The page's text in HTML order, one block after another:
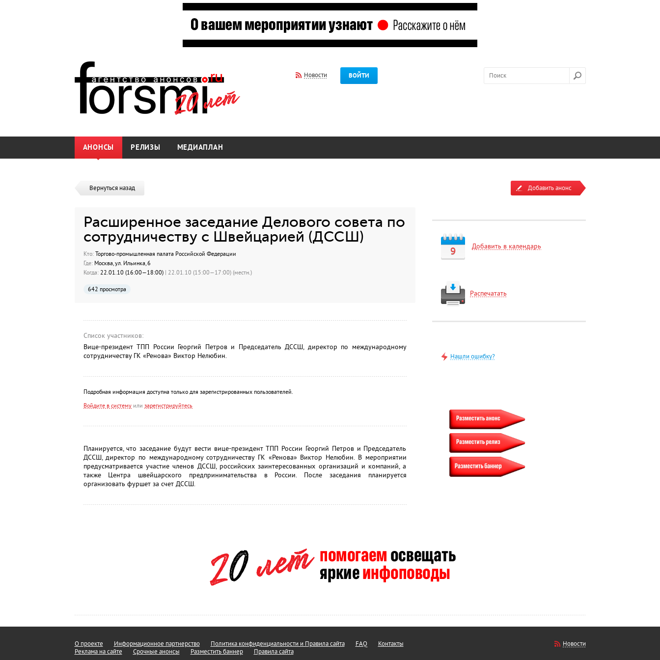
Новости ВОЙТИ
АНОНСЫ РЕЛИЗЫ МЕДИАПЛАН
Вернуться назад
Расширенное заседание Делового совета по
сотрудничеству с Швейцарией (ДССШ)
Кто:Торгово-промышленная палата Российской Федерации
Где:Москва, ул. Ильинка, 6
Когда:22.01.10 (16:00—18:00) | 22.01.10 (15:00—17:00) (местн.)
642 просмотра
Список участников:
Вице-президент ТПП России Георгий Петров и Председатель ДССШ, директор по международному
сотрудничеству ГК «Ренова» Виктор Нелюбин.
Подробная информация доступна только для зарегистрированных пользователей.
Войдите в системуили зарегистрируйтесь
Планируется, что заседание будут вести вице-президент ТПП России Георгий Петров и Председатель
ДССШ, директор по международному сотрудничеству ГК «Ренова» Виктор Нелюбин. В мероприятии
предусматривается участие членов ДССШ, российских заинтересованных организаций и компаний, а
также Центра швейцарского предпринимательства в России. После заседания планируется
организовать фуршет за счет ДССШ.
Добавить анонс
9 Добавить в календарь
Распечатать
Нашли ошибку?
О проекте Информационное партнерство Политика конфиденциальности и Правила сайта FAQ
Контакты
Реклама на сайте
Срочные анонсы Разместить баннер Правила сайта
Новости